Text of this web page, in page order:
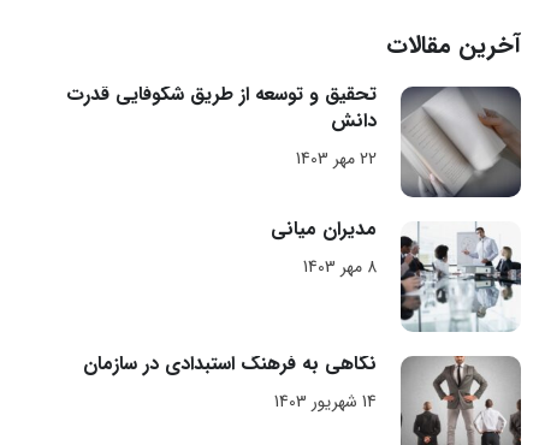
آخرین مقالات
تحقیق و توسعه از طریق شکوفایی قدرت
دانش
22 مهر 1403
مدیران میانی
8 مهر 1403
نگاهی به فرهنگ استبدادی در سازمان
14 شهریور 1403